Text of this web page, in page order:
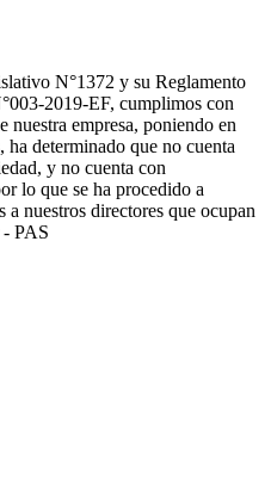
N°1372 y su Reglamento
2019-EF, cumplimos con
nuestra empresa, poniendo en
determinado que no cuenta
y no cuenta con
lo que se ha procedido a
nuestros directores que ocupan
PAS